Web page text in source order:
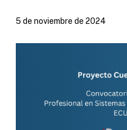
5 de noviembre de 2024